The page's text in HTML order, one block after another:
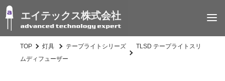
エイテックス株式会社
TOP 灯具 テープライトシリーズ
TLSD テープライトスリ
ムディフューザー